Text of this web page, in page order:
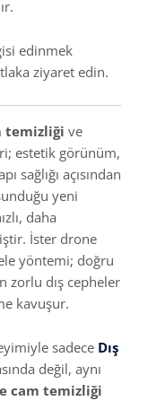
edinmek
ziyaret edin.
temizliği ve
estetik görünüm,
sağlığı açısından
yeni
daha
İster drone
yöntemi; doğru
zorlu dış cepheler
kavuşur.
sadece Dış
değil, aynı
cam temizliği